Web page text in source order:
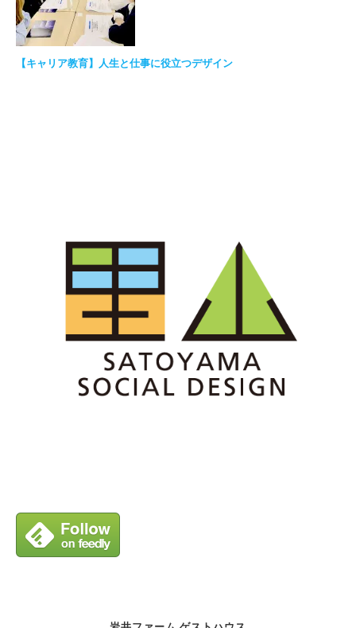
【キャリア教育】人生と仕事に役立つデザイン